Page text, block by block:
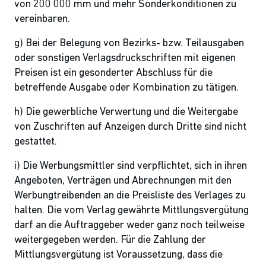
von 200 000 mm und mehr Sonderkonditionen zu
vereinbaren.
g) Bei der Belegung von Bezirks- bzw. Teilausgaben
oder sonstigen Verlagsdruckschriften mit eigenen
Preisen ist ein gesonderter Abschluss für die
betreffende Ausgabe oder Kombination zu tätigen.
h) Die gewerbliche Verwertung und die Weitergabe
von Zuschriften auf Anzeigen durch Dritte sind nicht
gestattet.
i) Die Werbungsmittler sind verpflichtet, sich in ihren
Angeboten, Verträgen und Abrechnungen mit den
Werbungtreibenden an die Preisliste des Verlages zu
halten. Die vom Verlag gewährte Mittlungsvergütung
darf an die Auftraggeber weder ganz noch teilweise
weitergegeben werden. Für die Zahlung der
Mittlungsvergütung ist Voraussetzung, dass die